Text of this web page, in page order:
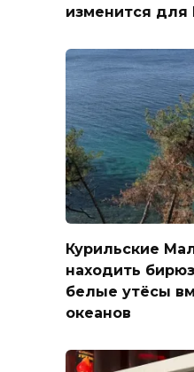
изменится для
Курильские
находить
белые утёсы
океанов